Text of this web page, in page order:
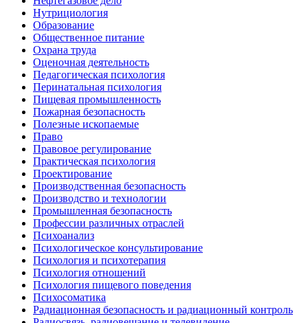
Нутрициология
Образование
Общественное питание
Охрана труда
Оценочная деятельность
Педагогическая психология
Перинатальная психология
Пищевая промышленность
Пожарная безопасность
Полезные ископаемые
Право
Правовое регулирование
Практическая психология
Проектирование
Производственная безопасность
Производство и технологии
Промышленная безопасность
Профессии различных отраслей
Психоанализ
Психологическое консультирование
Психология и психотерапия
Психология отношений
Психология пищевого поведения
Психосоматика
Радиационная безопасность и радиационный контроль